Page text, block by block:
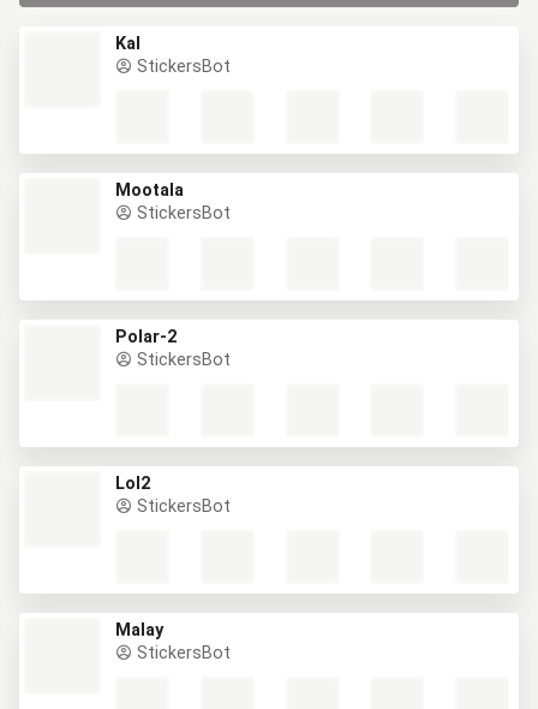
Kal
StickersBot
Mootala
StickersBot
Polar-2
StickersBot
Lol2
StickersBot
Malay
StickersBot